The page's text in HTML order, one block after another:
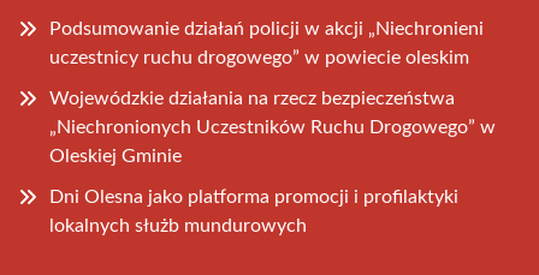
Podsumowanie działań policji w akcji „Niechronieni
uczestnicy ruchu drogowego” w powiecie oleskim
Wojewódzkie działania na rzecz bezpieczeństwa
„Niechronionych Uczestników Ruchu Drogowego” w
Oleskiej Gminie
Dni Olesna jako platforma promocji i profilaktyki
lokalnych służb mundurowych